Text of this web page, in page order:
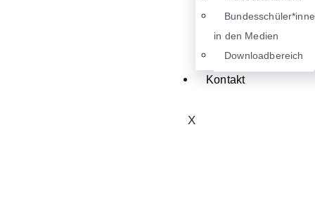
in den Medien
Downloadbereich
Kontakt
X